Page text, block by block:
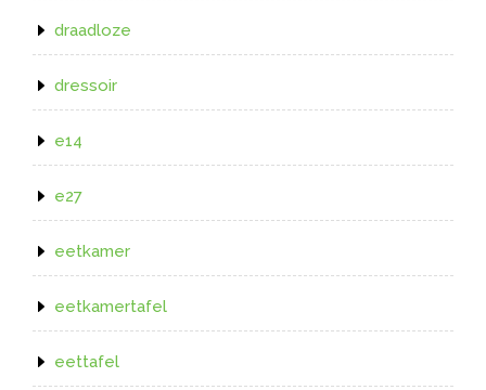
draadloze
dressoir
e14
e27
eetkamer
eetkamertafel
eettafel